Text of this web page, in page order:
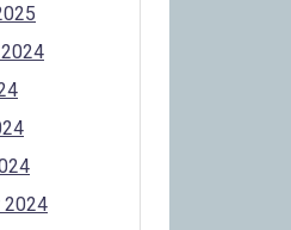
2024